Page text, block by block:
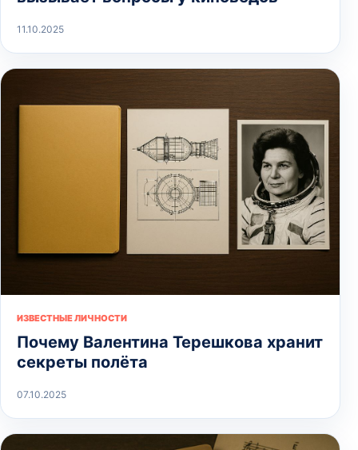
11.10.2025
ИЗВЕСТНЫЕ ЛИЧНОСТИ
Почему Валентина Терешкова хранит
секреты полёта
07.10.2025